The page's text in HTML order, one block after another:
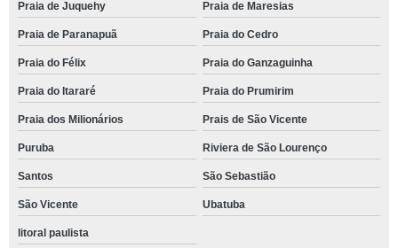
Praia de Juquehy Praia de Maresias
Praia de Paranapuã Praia do Cedro
Praia do Félix Praia do Ganzaguinha
Praia do Itararé Praia do Prumirim
Praia dos Milionários Prais de São Vicente
Puruba Riviera de São Lourenço
Santos São Sebastião
São Vicente Ubatuba
litoral paulista